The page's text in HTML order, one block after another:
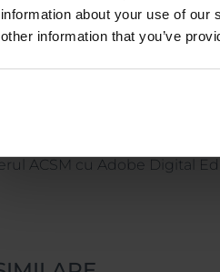
information about your use of our
other information that you’ve
Adobe Digital Editions,
datele de autentificare ale
fișierul de
de acces la carte fie prin
ACSM cu Adobe Digital